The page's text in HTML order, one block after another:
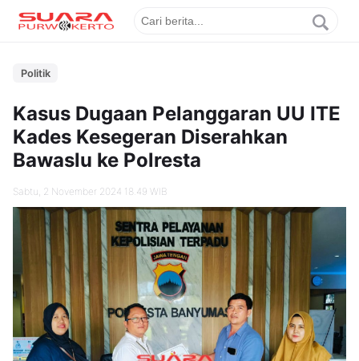
Politik
Kasus Dugaan Pelanggaran UU ITE
Kades Kesegeran Diserahkan
Bawaslu ke Polresta
Sabtu, 2 November 2024 18.49 WIB